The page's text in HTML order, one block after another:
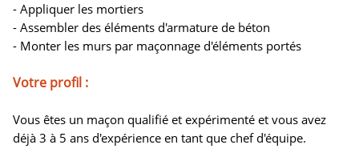
- Appliquer les mortiers
- Assembler des éléments d'armature de béton
- Monter les murs par maçonnage d'éléments portés
Votre profil :
Vous êtes un maçon qualifié et expérimenté et vous avez
déjà 3 à 5 ans d'expérience en tant que chef d'équipe.